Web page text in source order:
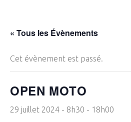
« Tous les Évènements
Cet évènement est passé.
OPEN MOTO
29 juillet 2024 - 8h30 - 18h00